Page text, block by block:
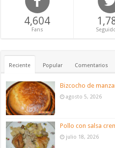
4,604
Fans
Reciente Popular Comentarios
Bizcocho de
agosto 5, 2026
Pollo con salsa
julio 18, 2026